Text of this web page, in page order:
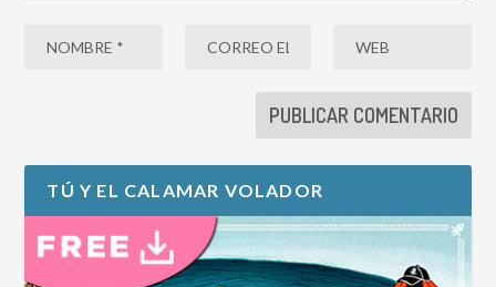
TÚ Y EL CALAMAR VOLADOR